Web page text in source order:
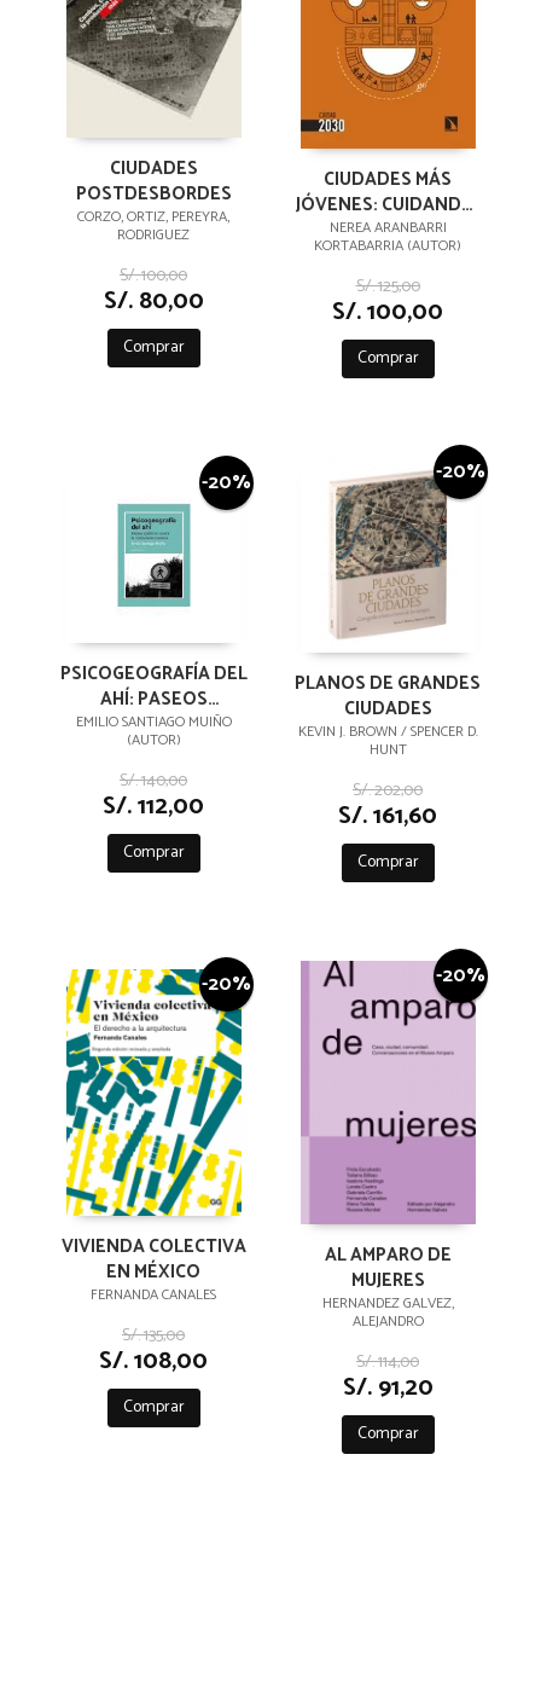
CIUDADES
POSTDESBORDES
CORZO, ORTIZ, PEREYRA,
RODRIGUEZ
S/. 100,00
S/. 80,00
Comprar
CIUDADES MÁS
JÓVENES: CUIDANDO,
ATRAYENDO Y
REJUVENECIENDO
NEREA ARANBARRI
KORTABARRIA (AUTOR)
S/. 125,00
S/. 100,00
Comprar
-20%
PSICOGEOGRAFÍA DEL
AHÍ: PASEOS
POÉTICOS CONTRA
LA COMPULSIÓN
TURÍSTICA
EMILIO SANTIAGO MUIÑO
(AUTOR)
S/. 140,00
S/. 112,00
Comprar
-20%
PLANOS DE GRANDES
CIUDADES
KEVIN J. BROWN / SPENCER D.
HUNT
S/. 202,00
S/. 161,60
Comprar
-20%
VIVIENDA COLECTIVA
EN MÉXICO
FERNANDA CANALES
S/. 135,00
S/. 108,00
Comprar
-20%
AL AMPARO DE
MUJERES
HERNANDEZ GALVEZ,
ALEJANDRO
S/. 114,00
S/. 91,20
Comprar